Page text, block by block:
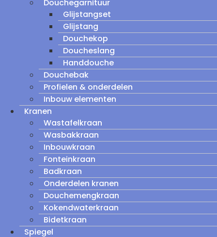
Douchegarnituur
Glijstangset
Glijstang
Douchekop
Doucheslang
Handdouche
Douchebak
Profielen & onderdelen
Inbouw elementen
Kranen
Wastafelkraan
Wasbakkraan
Inbouwkraan
Fonteinkraan
Badkraan
Onderdelen kranen
Douchemengkraan
Kokendwaterkraan
Bidetkraan
Spiegel